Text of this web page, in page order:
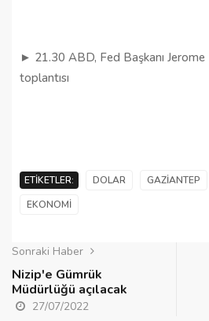
► 21.30 ABD, Fed Başkanı Jerome
toplantısı
ETIKETLER: DOLAR GAZIANTEP
EKONOMI
Sonraki Haber
Nizip'e Gümrük
Müdürlüğü açılacak
27/07/2022